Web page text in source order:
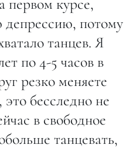
первом курсе,
депрессию, потому
танцев. Я
по 4-5 часов в
резко меняете
бесследно не
в свободное
танцевать,